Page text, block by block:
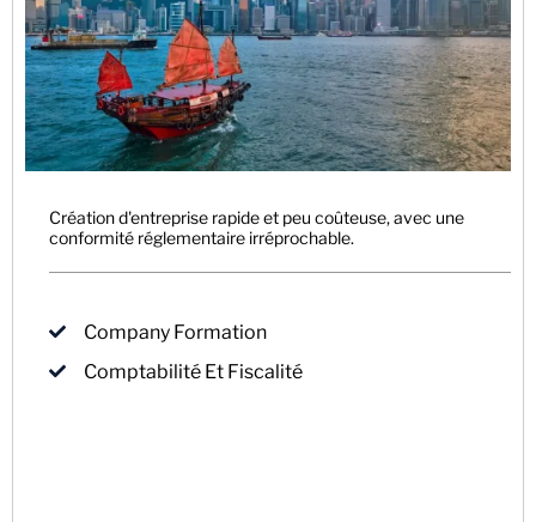
Création d'entreprise rapide et peu coûteuse, avec une
conformité réglementaire irréprochable.
Company Formation
Comptabilité Et Fiscalité